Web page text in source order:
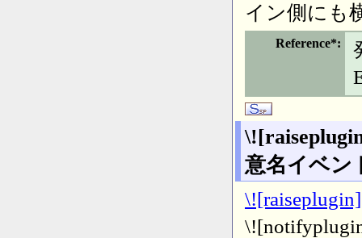
イン側にも
Reference*
意名イベン
\![raiseplugin]